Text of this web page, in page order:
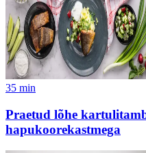
35 min
Praetud lõhe
hapukoorekastmega